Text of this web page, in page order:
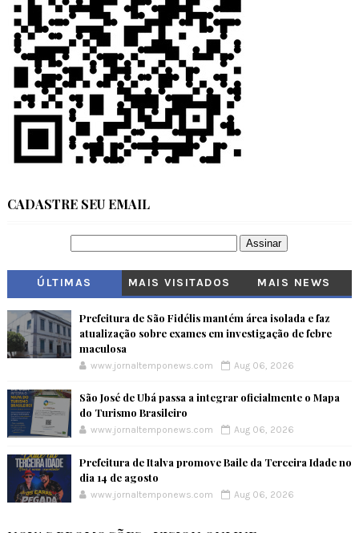
CADASTRE SEU EMAIL
ÚLTIMAS MAIS VISITADOS MAIS NEWS
Prefeitura de São Fidélis mantém área isolada e faz
atualização sobre exames em investigação de febre
maculosa
www.jornaltemponews.com Aug 06, 2026
São José de Ubá passa a integrar oficialmente o Mapa
do Turismo Brasileiro
www.jornaltemponews.com Aug 06, 2026
Prefeitura de Italva promove Baile da Terceira Idade no
dia 14 de agosto
www.jornaltemponews.com Aug 06, 2026